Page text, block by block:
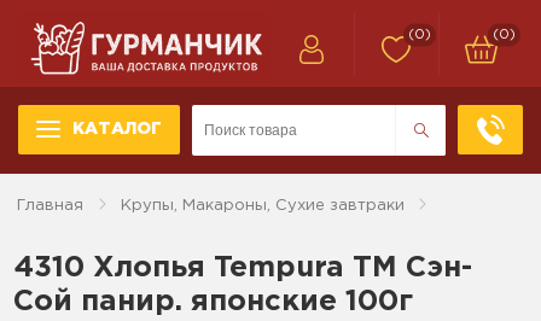
КАТАЛОГ
(0) (0)
Главная Крупы, Макароны, Сухие завтраки
4310 Хлопья Tempura ТМ Сэн-
Сой панир. японские 100г